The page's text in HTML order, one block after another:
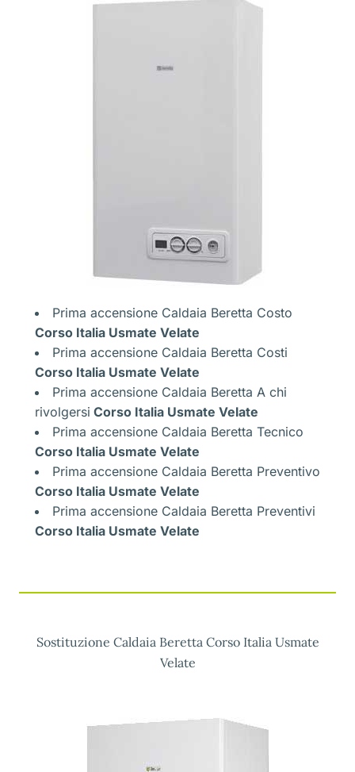
Prima accensione Caldaia Beretta Costo
Corso Italia Usmate Velate
Prima accensione Caldaia Beretta Costi
Corso Italia Usmate Velate
Prima accensione Caldaia Beretta A chi
rivolgersi Corso Italia Usmate Velate
Prima accensione Caldaia Beretta Tecnico
Corso Italia Usmate Velate
Prima accensione Caldaia Beretta Preventivo
Corso Italia Usmate Velate
Prima accensione Caldaia Beretta Preventivi
Corso Italia Usmate Velate
Sostituzione Caldaia Beretta Corso Italia Usmate
Velate